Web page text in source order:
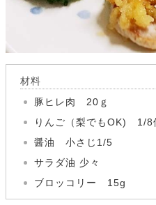
材料
豚ヒレ肉 20ｇ
りんご（梨でもOK) 1/8
醤油 小さじ1/5
サラダ油 少々
ブロッコリー 15g